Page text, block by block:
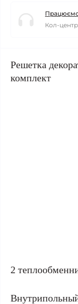
Кол-
Решетка
комплект
2